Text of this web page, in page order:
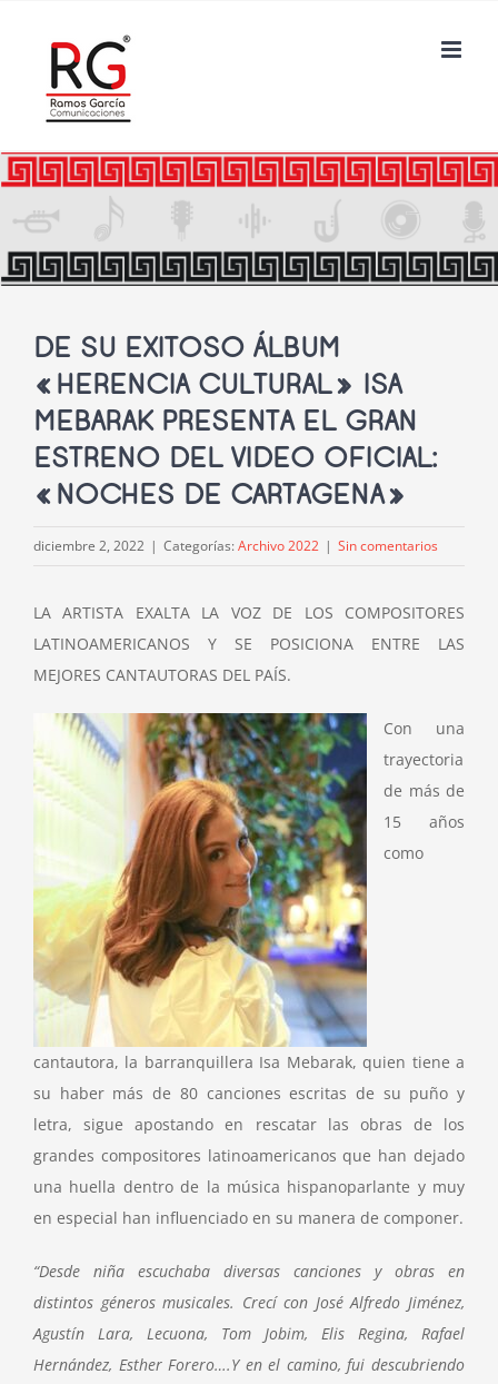
contenido
DE SU EXITOSO ÁLBUM
«HERENCIA CULTURAL» ISA
MEBARAK PRESENTA EL GRAN
ESTRENO DEL VIDEO OFICIAL:
«NOCHES DE CARTAGENA»
diciembre 2, 2022 | Categorías: Archivo 2022 | Sin comentarios
LA ARTISTA EXALTA LA VOZ DE LOS COMPOSITORES
LATINOAMERICANOS Y SE POSICIONA ENTRE LAS
MEJORES CANTAUTORAS DEL PAÍS.
Con una
trayectoria
de más de
15 años
como
cantautora, la barranquillera Isa Mebarak, quien tiene a
su haber más de 80 canciones escritas de su puño y
letra, sigue apostando en rescatar las obras de los
grandes compositores latinoamericanos que han dejado
una huella dentro de la música hispanoparlante y muy
en especial han influenciado en su manera de componer.
“Desde niña escuchaba diversas canciones y obras en
distintos géneros musicales. Crecí con José Alfredo Jiménez,
Agustín Lara, Lecuona, Tom Jobim, Elis Regina, Rafael
Hernández, Esther Forero….Y en el camino, fui descubriendo